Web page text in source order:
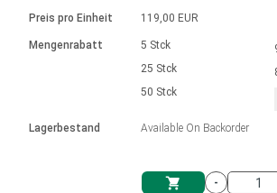
Einheitssystem
Hubmagnete
230 - 50 Hz | 110 - 60 Hz
Drehzahlregelung für die AIS-Serie
Bürstenlose Gleichstrommotoren
mit Planetengetriebe und
Ø 28-42| 1-1400 rpm | <= 290Ncm
Bürstenlose DC Motor Controller
Gleichstrommotoren mit
Schneckengetriebe und Bürsten
Ø43-124mm | 31-425rpm | ≤ 41Nm
Treiber für Gleichstrommotoren
Synchron-Asynchron | für 1-4 Elektrozylinder
Synchron-Asynchron | für 1-4 Elektrozylinder
Français (EUR)
Preis pro Einheit
Mengenrabatt
Lagerbestand
119,00 EUR
5 Stck
25 Stck
50 Stck
Available On Backorder
-